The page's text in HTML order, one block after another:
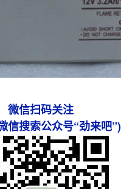
微信扫码关注
信搜索公众号“劲来吧”)